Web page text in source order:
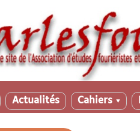
Actualités Cahiers ▼